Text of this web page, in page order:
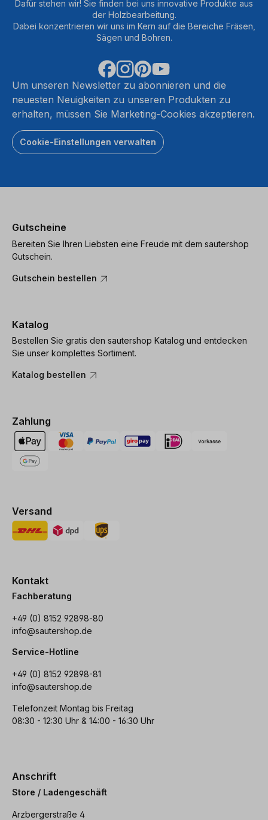
Dafür stehen wir! Sie finden bei uns innovative Produkte aus
der Holzbearbeitung.
Dabei konzentrieren wir uns im Kern auf die Bereiche Fräsen,
Sägen und Bohren.
Um unseren Newsletter zu abonnieren und die
neuesten Neuigkeiten zu unseren Produkten zu
erhalten, müssen Sie Marketing-Cookies akzeptieren.
Cookie-Einstellungen verwalten
Gutscheine
Bereiten Sie Ihren Liebsten eine Freude mit dem sautershop
Gutschein.
Gutschein bestellen
Katalog
Bestellen Sie gratis den sautershop Katalog und entdecken
Sie unser komplettes Sortiment.
Katalog bestellen
Zahlung
Versand
Kontakt
Fachberatung
+49 (0) 8152 92898-80
info@sautershop.de
Service-Hotline
+49 (0) 8152 92898-81
info@sautershop.de
Telefonzeit Montag bis Freitag
08:30 - 12:30 Uhr & 14:00 - 16:30 Uhr
Anschrift
Store / Ladengeschäft
Arzbergerstraße 4